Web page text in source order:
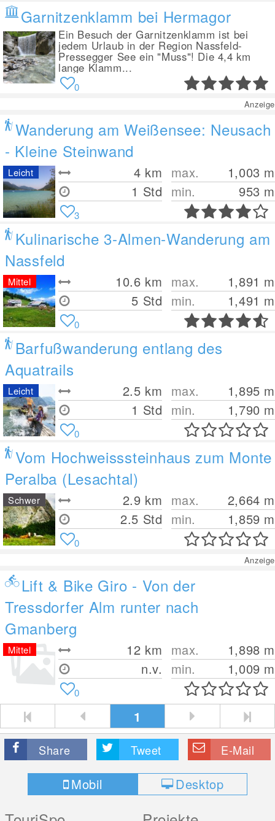
Garnitzenklamm bei Hermagor
Ein Besuch der Garnitzenklamm ist bei
jedem Urlaub in der Region Nassfeld-
Pressegger See ein "Muss"! Die 4,4 km
lange Klamm...
0
Anzeige
Wanderung am Weißensee: Neusach
- Kleine Steinwand
4 km
1 Std
max. 1,003 m
min.
953 m
Leicht
3
Kulinarische 3-Almen-Wanderung am
Nassfeld
10.6 km
5 Std
max. 1,891 m
min.
1,491 m
Mittel
0
Barfußwanderung entlang des
Aquatrails
2.5 km
1 Std
max. 1,895 m
min.
1,790 m
Leicht
0
Vom Hochweisssteinhaus zum Monte
Peralba (Lesachtal)
2.9 km
2.5 Std
max. 2,664 m
min.
1,859 m
Schwer
0
Anzeige
Lift & Bike Giro - Von der
Tressdorfer Alm runter nach
Gmanberg
12 km
n.v.
max. 1,898 m
min.
1,009 m
Mittel
0
1
Share Tweet E-Mail
Mobil Desktop